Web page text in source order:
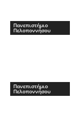
Πανεπιστήμιο
Πελοποννήσου
Πανεπιστήμιο
Πελοποννήσου